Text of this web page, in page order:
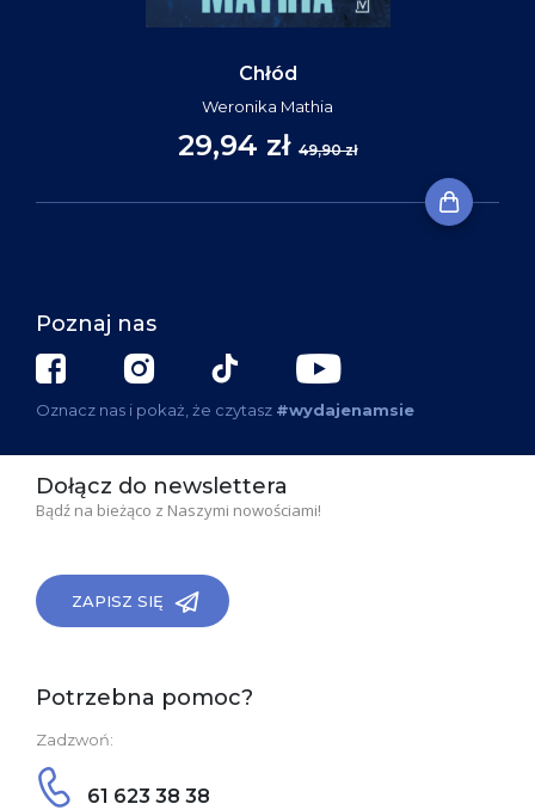
Chłód
Weronika Mathia
29,94 zł 49,90 zł
Poznaj nas
Oznacz nas i pokaż, że czytasz #wydajenamsie
Dołącz do newslettera
Bądź na bieżąco z Naszymi nowościami!
ZAPISZ SIĘ
Potrzebna pomoc?
Zadzwoń:
61 623 38 38